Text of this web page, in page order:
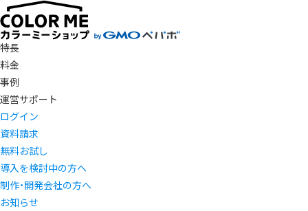
特長
料金
事例
運営サポート
ログイン
資料請求
無料お試し
導入を検討中の方へ
制作・開発会社の方へ
お知らせ